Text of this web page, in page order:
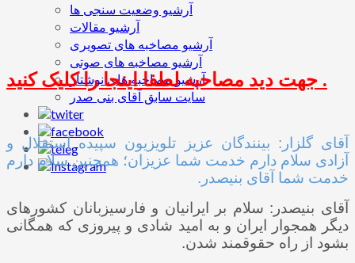
آرشیو وضعیت سنجی ها
آرشیو مقالات
آرشیو مصاخبه های تصویری
آرشیو مصاخبه های صوتی
آرشیو مصاخبه های نوشتار
سایت سابق آقای بنی صدر
جهت دید مصاحبه لطفا اینجا را کلیک کنید .
آقای گلزار: بینندگان عزیز تلویزیون سپیده استقلال و
آزادی سلام دارم خدمت شما عزیزان؛ همچنین سلام دارم
خدمت شما آقای بنی­صدر.
آقای بنی­صدر: سلام بر ایرانیان و فارسی­زبانان کشورهای
دیگر همجوار ایران و به امید شادی و پیروزی که همگانی
بشود از راه حقوقمند شدن.